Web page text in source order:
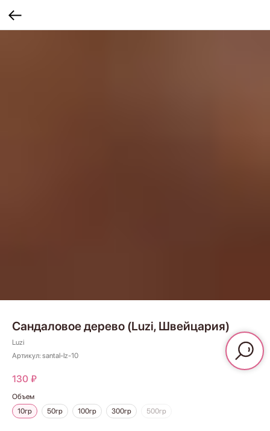
Сандаловое дерево (Luzi, Швейцария)
Luzi
Артикул: santal-lz-10
130 ₽
Объем
10гр
50гр 100гр 300гр 500гр